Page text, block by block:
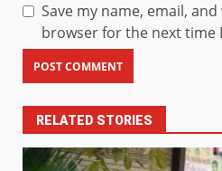
Save my name, email,
browser for the next time
RELATED STORIES